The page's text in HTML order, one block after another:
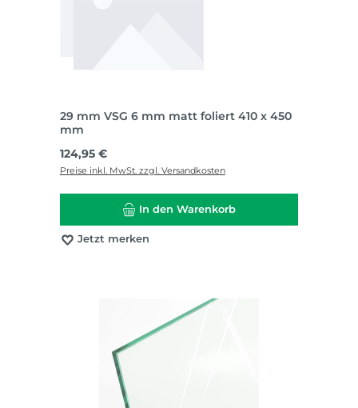
29 mm VSG 6 mm matt foliert 410 x 450
mm
Regulärer Preis:
124,95 €
Preise inkl. MwSt. zzgl. Versandkosten
In den Warenkorb
Jetzt merken